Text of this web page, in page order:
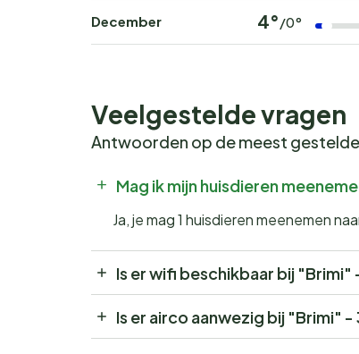
December 4° /0°
Veelgestelde vragen
Antwoorden op de meest
Mag ik mijn huisdieren
Ja, je mag 1 huisdieren meenemen
Is er wifi beschikbaar bij
Is er airco aanwezig bij "Brimi"